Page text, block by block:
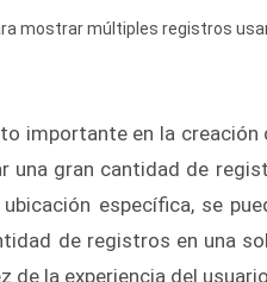
importante en la
una gran cantidad de
específica, se
de registros en una
de la experiencia del